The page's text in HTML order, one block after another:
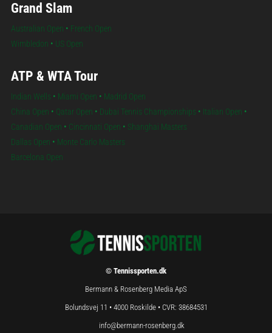
Grand Slam
Australian Open • French Open
Wimbledon • US Open
ATP & WTA Tour
Indian Wells • Miami Open • Madrid Open
China Open • Qatar Open • Dubai Tennis Championships • Italian Open •
Canadian Open • Cincinnati Open • Shanghai Masters
Dallas Open • Monte Carlo Masters
Barcelona Open
© Tennissporten.dk
Bermann & Rosenberg Media ApS
Bolundsvej 11 • 4000 Roskilde • CVR: 38684531
info@bermann-rosenberg.dk